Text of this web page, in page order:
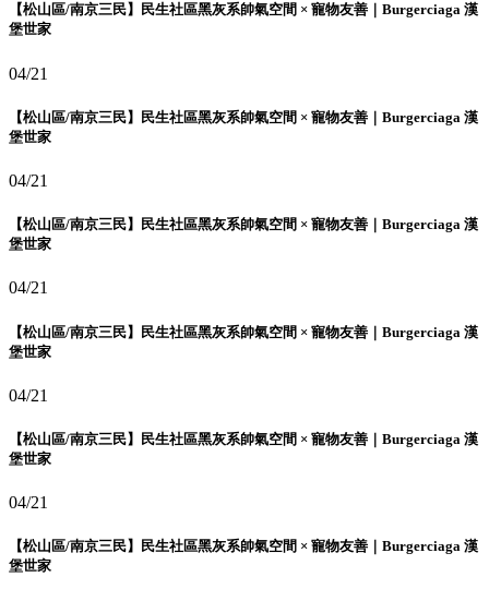
【松山區/南京三民】民生社區黑灰系帥氣空間 × 寵物友善｜Burgerciaga 漢
堡世家
04/21
【松山區/南京三民】民生社區黑灰系帥氣空間 × 寵物友善｜Burgerciaga 漢
堡世家
04/21
【松山區/南京三民】民生社區黑灰系帥氣空間 × 寵物友善｜Burgerciaga 漢
堡世家
04/21
【松山區/南京三民】民生社區黑灰系帥氣空間 × 寵物友善｜Burgerciaga 漢
堡世家
04/21
【松山區/南京三民】民生社區黑灰系帥氣空間 × 寵物友善｜Burgerciaga 漢
堡世家
04/21
【松山區/南京三民】民生社區黑灰系帥氣空間 × 寵物友善｜Burgerciaga 漢
堡世家